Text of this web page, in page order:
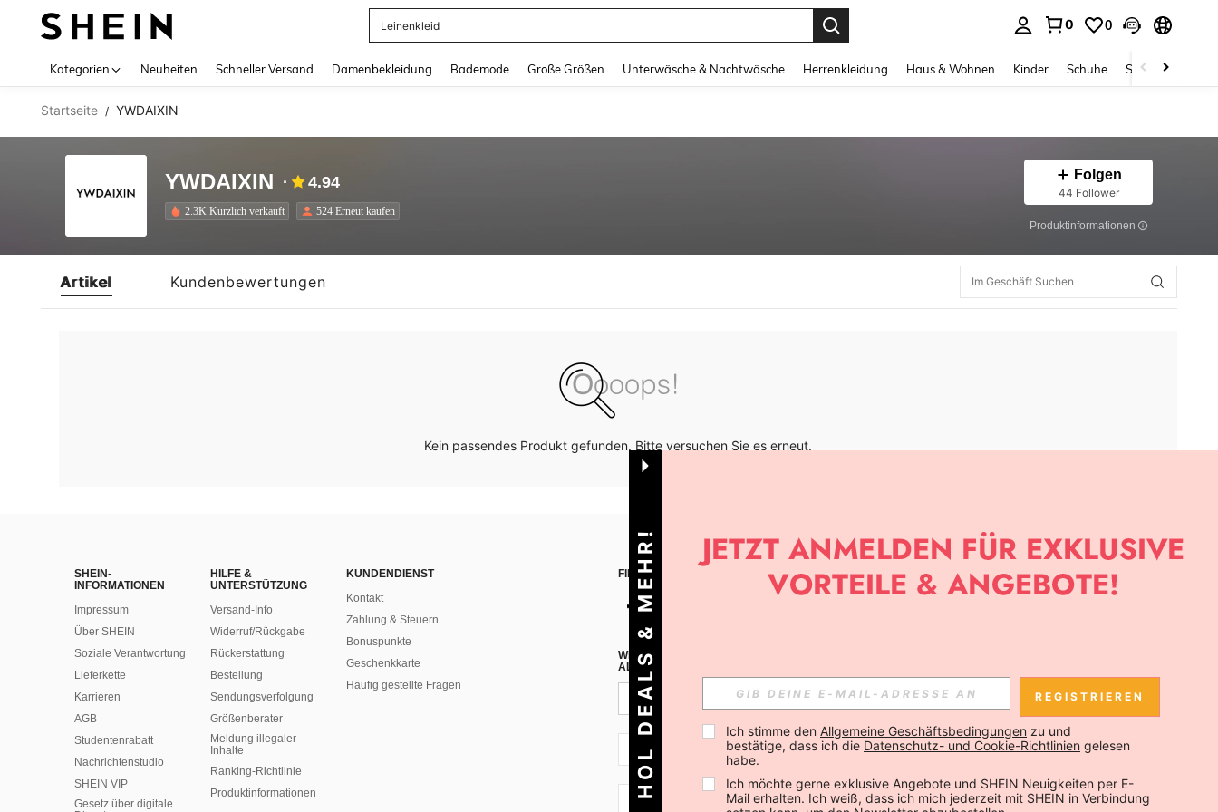
Leinenkleid
0 0
Kategorien Neuheiten Schneller Versand Damenbekleidung Bademode Große Größen Unterwäsche & Nachtwäsche Herrenkleidung Haus & Wohnen Kinder Schuhe Schmuck &
Startseite / YWDAIXIN
YWDAIXIN 4.94
2.3K Kürzlich verkauft 524 Erneut kaufen
Folgen
44 Follower
Produktinformationen
Artikel Kundenbewertungen
Kein passendes Produkt gefunden. Bitte versuchen Sie es erneut.
SHEIN-
INFORMATIONEN
Impressum
Über SHEIN
Soziale Verantwortung
Lieferkette
Karrieren
AGB
Studentenrabatt
Nachrichtenstudio
SHEIN VIP
Gesetz über digitale
HILFE &
UNTERSTÜTZUNG
Versand-Info
Widerruf/Rückgabe
Rückerstattung
Bestellung
Sendungsverfolgung
Größenberater
Meldung illegaler
Inhalte
Ranking-Richtlinie
​Produktinformationen
KUNDENDIENST
Kontakt
Zahlung & Steuern
Bonuspunkte
Geschenkkarte
Häufig gestellte Fragen
FINDE UNS AUF APP
WENN DU DICH FÜR UNSEREN NEWSLETTER ANMELDEST, KANNST DU DIE NEUESTEN TRENDS VOR
ALLEN ANDEREN ERFAHREN (DU KANNST DICH JEDERZEIT ABMELDEN).
Abonnieren
AT + 43 Abonnieren
AT + 43 Abonnieren
HOL DEALS & MEHR! REGISTRIEREN
Ich stimme den Allgemeine Geschäftsbedingungen zu und
bestätige, dass ich die Datenschutz- und Cookie-Richtlinien gelesen
habe.
Ich möchte gerne exklusive Angebote und SHEIN Neuigkeiten per E-
Mail erhalten. Ich weiß, dass ich mich jederzeit mit SHEIN in Verbindung